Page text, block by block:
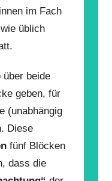
im Fach
üblich
beide
geben, für
(unabhängig
Diese
fünf Blöcken
dass die